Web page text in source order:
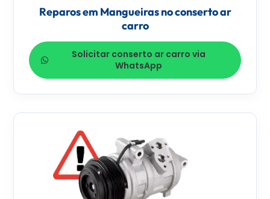
Reparos em Mangueiras no conserto ar
carro
Solicitar conserto ar carro via
WhatsApp